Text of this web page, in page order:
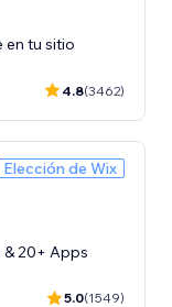
en tu sitio
4.8(3462)
Elección de Wix
20+ Apps
5.0(1549)